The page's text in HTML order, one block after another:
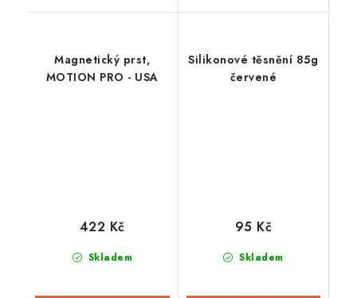
Magnetický prst,
MOTION PRO - USA
Skladem
422 Kč
Silikonové těsnění 85g
červené
Skladem
95 Kč